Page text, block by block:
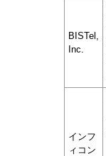
BISTel,
Inc.
インフ
ィコン